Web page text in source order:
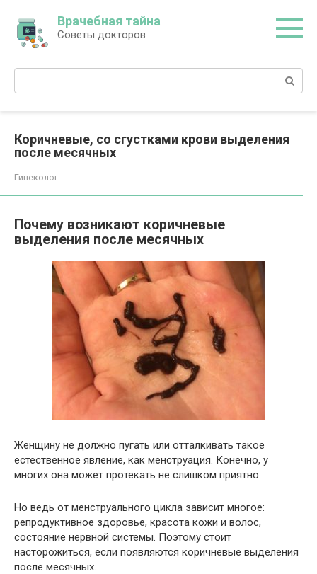
контенту
Врачебная тайна
Советы докторов
Поиск:
Коричневые, со сгустками крови выделения
после месячных
Гинеколог
Почему возникают коричневые
выделения после месячных
Женщину не должно пугать или отталкивать такое
естественное явление, как менструация. Конечно, у
многих она может протекать не слишком приятно.
Но ведь от менструального цикла зависит многое:
репродуктивное здоровье, красота кожи и волос,
состояние нервной системы. Поэтому стоит
насторожиться, если появляются коричневые выделения
после месячных.